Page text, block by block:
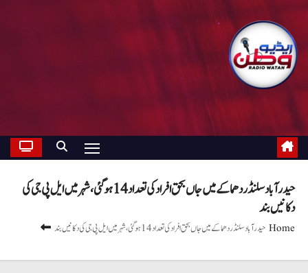
حیدرآباد سلنڈر دھماکے میں جاں بحق افراد کی تعداد 14 ہوگئی، شہر میں ایل پی جی کی
دکانیں بند
Homeحیدرآباد سلنڈر دھماکے میں جاں بحق افراد کی تعداد 14 ہوگئی، شہر میں ایل پی جی کی دکانیں بند